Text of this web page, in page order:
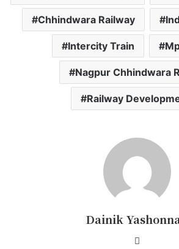
Chhindwara Railway
Intercity Train
Nagpur Chhindwara
Railway
Dainik